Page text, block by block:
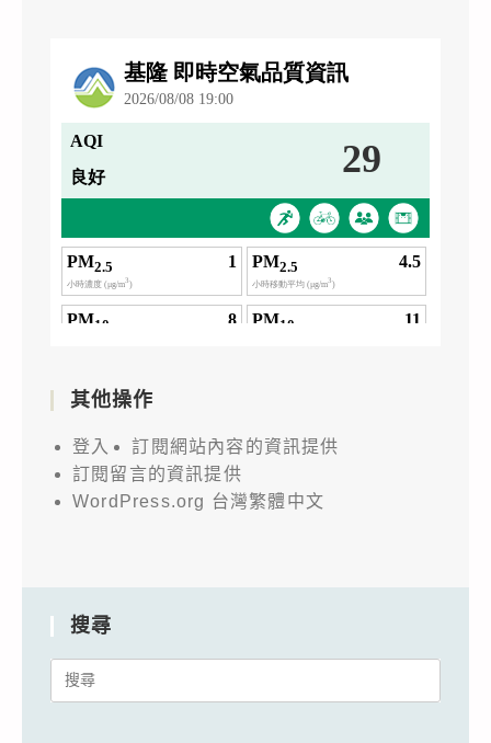
其他操作
登入
訂閱網站內容的資訊提供
訂閱留言的資訊提供
WordPress.org 台灣繁體中文
搜尋
Search